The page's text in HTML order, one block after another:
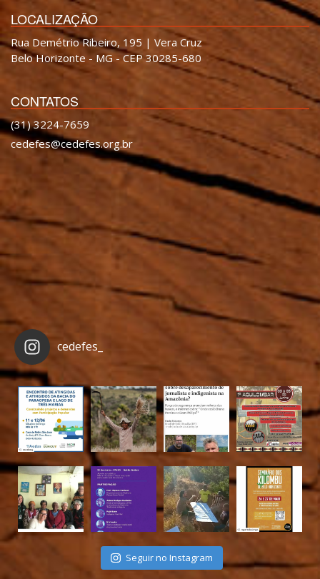
LOCALIZAÇÃO
Rua Demétrio Ribeiro, 195 | Vera Cruz
Belo Horizonte - MG - CEP 30285-680
CONTATOS
(31) 3224-7659
cedefes@cedefes.org.br
cedefes_
Seguir no Instagram